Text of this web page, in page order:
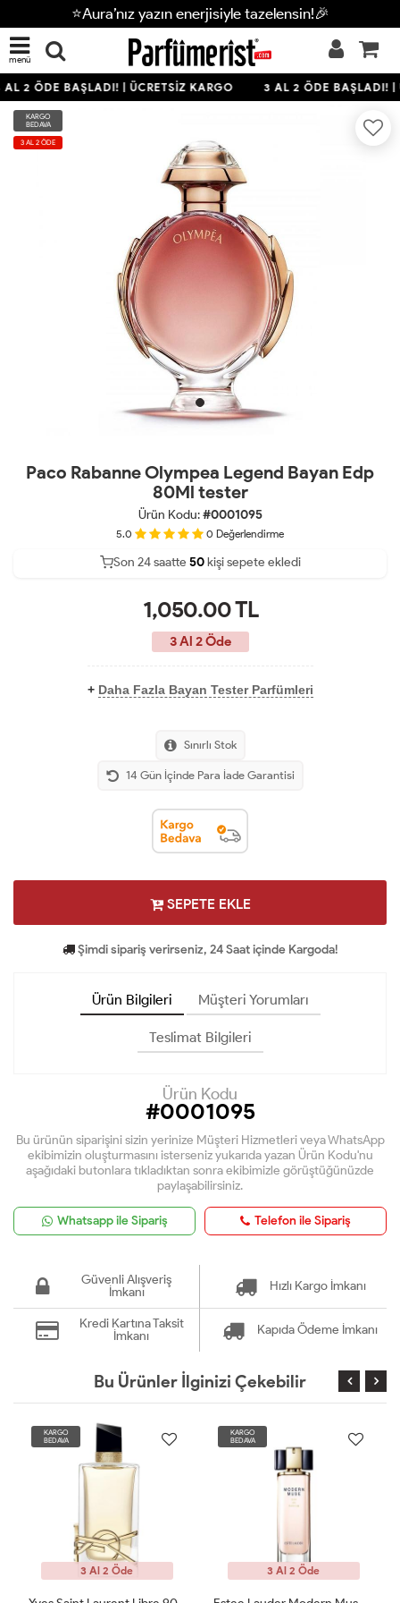
⭐Aura’nız yazın enerjisiyle tazelensin!🎉
menü
2 ÖDE BAŞLADI! | ÜCRETSİZ KARGO 3 AL 2 ÖDE BAŞLADI! |
KARGO
BEDAVA
3 AL 2 ÖDE
Paco Rabanne Olympea Legend Bayan Edp
80Ml tester
Ürün Kodu:#0001095
5.0 0 Değerlendirme
26
Son 24 saatte52kişi sepete ekledi
13
1,050.00TL
3 Al 2 Öde
+ Daha Fazla Bayan Tester Parfümleri
Sınırlı Stok
14 Gün İçinde Para İade Garantisi
SEPETE EKLE
Şimdi sipariş verirseniz, 24 Saat içinde Kargoda!
Ürün Bilgileri Müşteri Yorumları
Teslimat Bilgileri
Ürün Kodu
#0001095
Bu ürünün siparişini sizin yerinize Müşteri Hizmetleri veya WhatsApp
ekibimizin oluşturmasını isterseniz yukarıda yazan Ürün Kodu'nu
aşağıdaki butonlara tıkladıktan sonra ekibimizle görüştüğünüzde
paylaşabilirsiniz.
Whatsapp ile Sipariş Telefon ile Sipariş
Güvenli Alışveriş
İmkanı
Hızlı Kargo İmkanı
Kredi Kartına Taksit
İmkanı
Kapıda Ödeme İmkanı
Bu Ürünler İlginizi Çekebilir
KARGO
3 Al 2 Öde 3 Al 2 Öde